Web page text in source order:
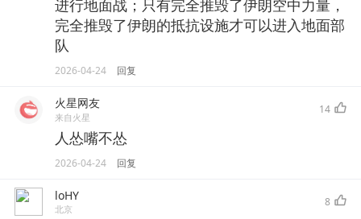
进行地面战；只有完全推毁了伊朗空中力量，
完全推毁了伊朗的抵抗设施才可以进入地面部
队
2026-04-24 回复
火星网友
来自火星
14
人怂嘴不怂
2026-04-24 回复
loHY
北京
8